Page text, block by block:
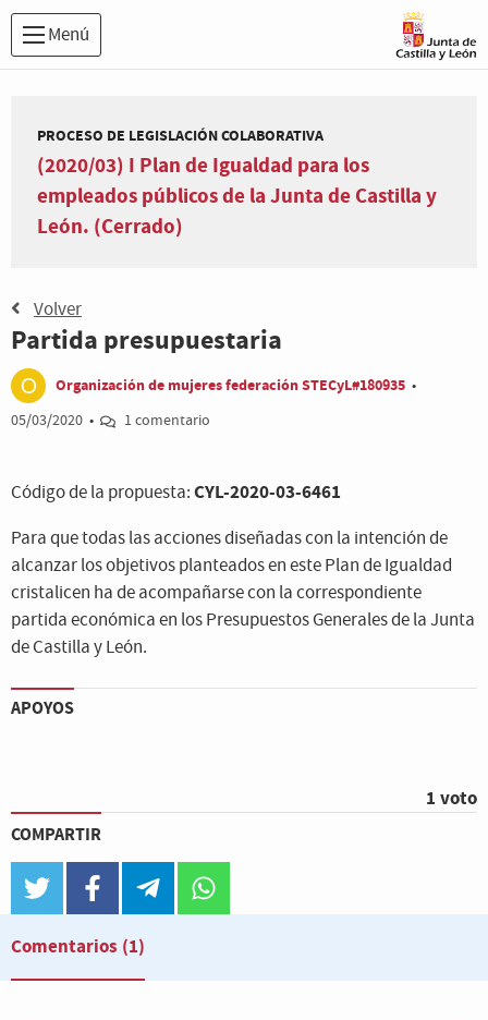
Menú
PROCESO DE LEGISLACIÓN COLABORATIVA
(2020/03) I Plan de Igualdad para los
empleados públicos de la Junta de Castilla y
León. (Cerrado)
Volver
Partida presupuestaria
Organización de mujeres federación STECyL#180935 •
05/03/2020 • 1 comentario
Código de la propuesta:CYL-2020-03-6461
Para que todas las acciones diseñadas con la intención de
alcanzar los objetivos planteados en este Plan de Igualdad
cristalicen ha de acompañarse con la correspondiente
partida económica en los Presupuestos Generales de la Junta
de Castilla y León.
APOYOS
1 voto
COMPARTIR
twitter facebook telegram
Comentarios (1)